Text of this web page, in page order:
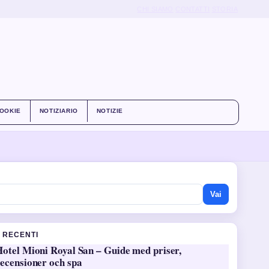
NOTIZIARIO NOTIZIE
Vai
Mioni Royal San – Guide med priser,
och spa